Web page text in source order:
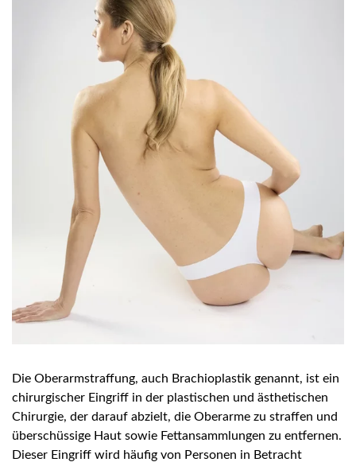
Die Oberarmstraffung, auch Brachioplastik genannt, ist ein
chirurgischer Eingriff in der plastischen und ästhetischen
Chirurgie, der darauf abzielt, die Oberarme zu straffen und
überschüssige Haut sowie Fettansammlungen zu entfernen.
Dieser Eingriff wird häufig von Personen in Betracht